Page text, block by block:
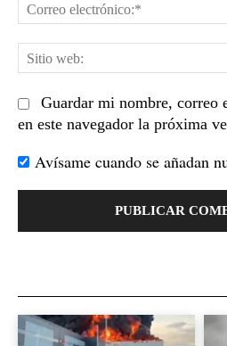
Guardar mi nombre, correo
en este navegador la próxima
Avísame cuando se añadan